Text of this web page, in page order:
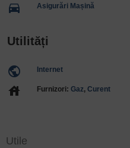
directions_car Asigurări Mașină
Utilități
public Internet
house Furnizori: Gaz, Curent
Utile